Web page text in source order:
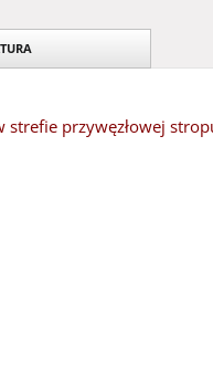
strefie przywęzłowej